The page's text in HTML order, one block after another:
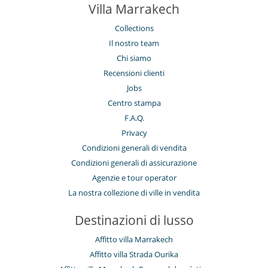
Villa Marrakech
Collections
Il nostro team
Chi siamo
Recensioni clienti
Jobs
Centro stampa
F.A.Q.
Privacy
Condizioni generali di vendita
Condizioni generali di assicurazione
Agenzie e tour operator
La nostra collezione di ville in vendita
Destinazioni di lusso
Affitto villa Marrakech
Affitto villa Strada Ourika